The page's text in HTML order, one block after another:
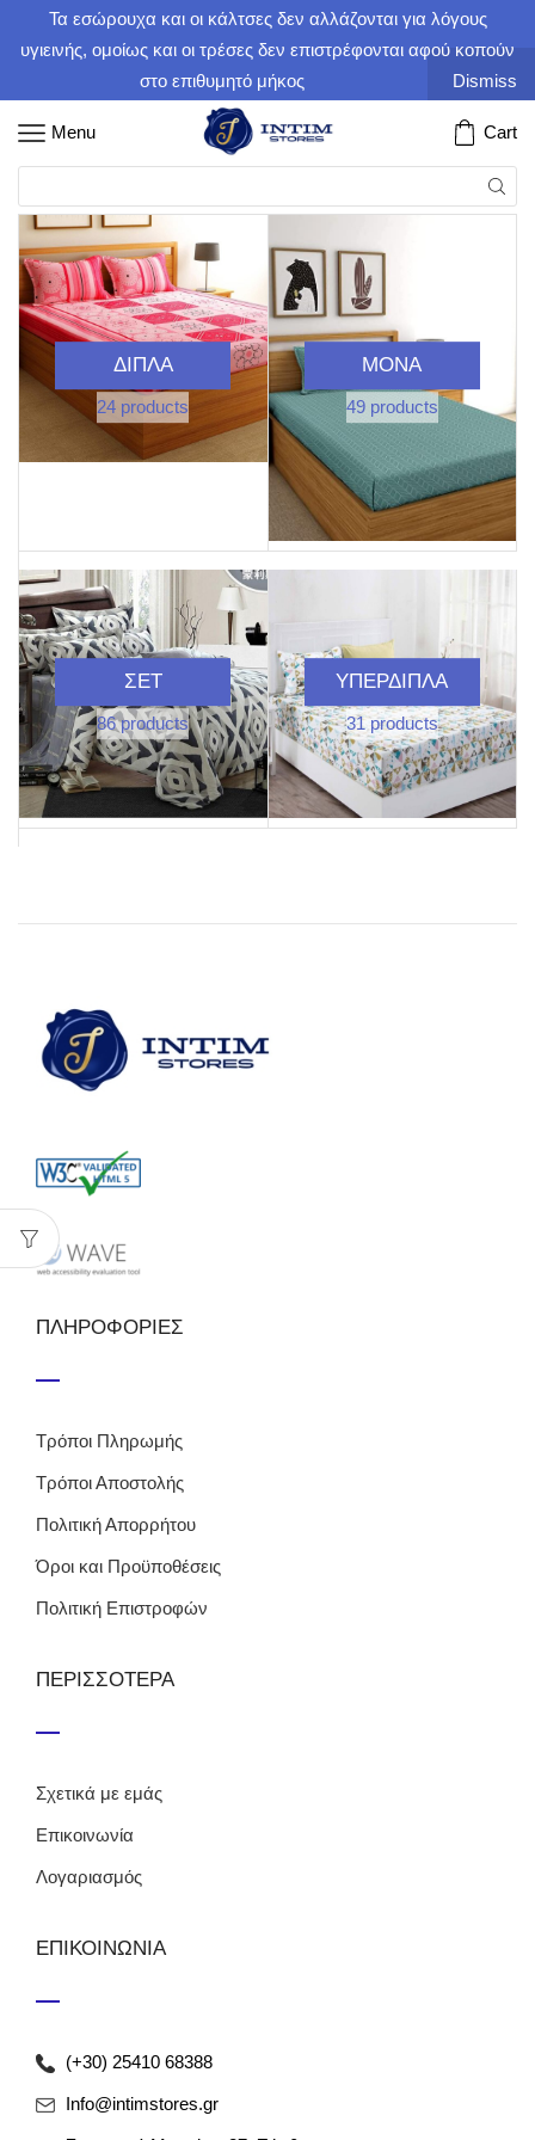
Τα εσώρουχα και οι κάλτσες δεν αλλάζονται για λόγους
υγιεινής, ομοίως και οι τρέσες δεν επιστρέφονται αφού κοπούν
στο επιθυμητό μήκος
Dismiss
Menu Cart
ΔΙΠΛΆ
24 products
ΜΟΝΆ
49 products
ΣΕΤ
86 products
ΥΠΈΡΔΙΠΛΑ
31 products
ΠΛΗΡΟΦΟΡΙΕΣ
Τρόποι Πληρωμής
Τρόποι Αποστολής
Πολιτική Απορρήτου
Όροι και Προϋποθέσεις
Πολιτική Επιστροφών
ΠΕΡΙΣΣΟΤΕΡΑ
Σχετικά με εμάς
Επικοινωνία
Λογαριασμός
ΕΠΙΚΟΙΝΩΝΙΑ
(+30) 25410 68388
Info@intimstores.gr